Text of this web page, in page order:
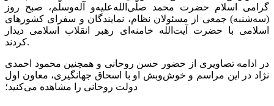
گرامی اسلام حضرت محمد صلّی‌الله‌علیه‌و آله‌وسلّم، صبح روز
(سه‌شنبه) جمعی از مسئولان نظام، نمایندگان و سفرای کشورهای
اسلامی با حضرت آیت‌الله خامنه‌ای رهبر انقلاب اسلامی دیدار
کردند.
در ادامه تصاویری از حضور حسن روحانی و همچنین محمود احمدی
نژاد در این مراسم و خوش‌وبش او با اسحاق جهانگیری، معاون اول
دولت روحانی را مشاهده می‌کنید؛